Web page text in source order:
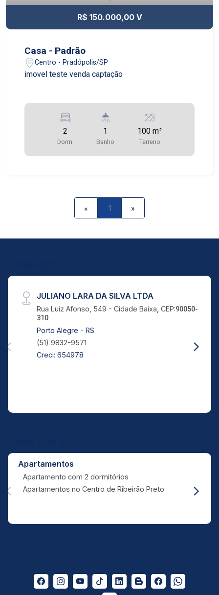
R$ 150.000,00 V
Casa - Padrão
Centro - Pradópolis/SP
imovel teste venda captação
2
Dorm.
1
Banho
100 m²
Terreno
« 1 »
JULIANO LARA DA SILVA LTDA
Rua Luiz Afonso, 549 - Cidade Baixa, CEP:90050-
310
Porto Alegre - RS
(51) 9832-9571
Creci: 654978
Apartamentos
Apartamento com 2 dormitórios
Apartamentos no Centro de Ribeirão Preto